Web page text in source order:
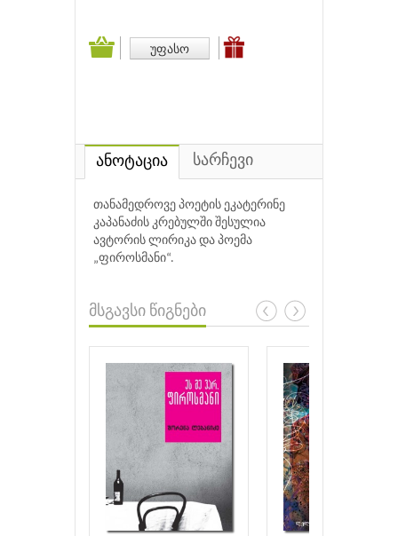
უფასო
ანოტაცია სარჩევი
თანამედროვე პოეტის ეკატერინე
კაპანაძის კრებულში შესულია
ავტორის ლირიკა და პოემა
„ფიროსმანი“.
მსგავსი წიგნები